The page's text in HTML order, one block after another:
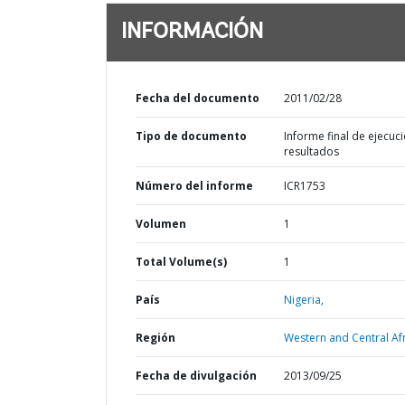
INFORMACIÓN
Fecha del documento 2011/02/28
Tipo de documento
Informe final de
resultados
Número del informe ICR1753
Volumen 1
Total Volume(s) 1
País Nigeria,
Región Western and Central
Fecha de divulgación 2013/09/25